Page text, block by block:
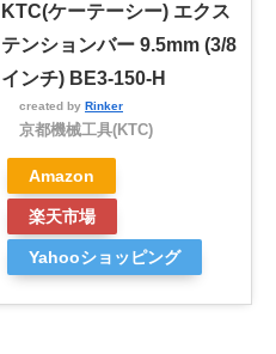
KTC(ケーテーシー) エクス
テンションバー 9.5mm (3/8
インチ) BE3-150-H
created by Rinker
京都機械工具(KTC)
Amazon
楽天市場
Yahooショッピング